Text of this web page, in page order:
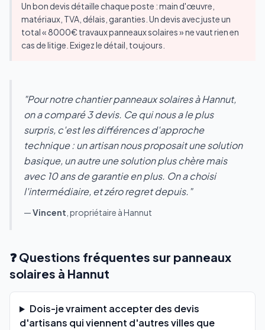
Un bon devis détaille chaque poste : main d'œuvre,
matériaux, TVA, délais, garanties. Un devis avec juste un
total « 8000€ travaux panneaux solaires » ne vaut rien en
cas de litige. Exigez le détail, toujours.
"Pour notre chantier panneaux solaires à Hannut,
on a comparé 3 devis. Ce qui nous a le plus
surpris, c'est les différences d'approche
technique : un artisan nous proposait une solution
basique, un autre une solution plus chère mais
avec 10 ans de garantie en plus. On a choisi
l'intermédiaire, et zéro regret depuis."
—Vincent , propriétaire à Hannut
❓ Questions fréquentes sur panneaux
solaires à Hannut
Dois-je vraiment accepter des devis
d'artisans qui viennent d'autres villes que